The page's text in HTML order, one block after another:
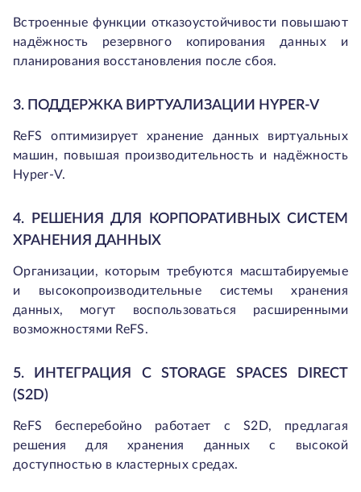
Встроенные функции отказоустойчивости повышают
надёжность резервного копирования данных и
планирования восстановления после сбоя.
3. ПОДДЕРЖКА ВИРТУАЛИЗАЦИИ HYPER-V
ReFS оптимизирует хранение данных виртуальных
машин, повышая производительность и надёжность
Hyper-V.
4. РЕШЕНИЯ ДЛЯ КОРПОРАТИВНЫХ СИСТЕМ
ХРАНЕНИЯ ДАННЫХ
Организации, которым требуются масштабируемые
и высокопроизводительные системы хранения
данных, могут воспользоваться расширенными
возможностями ReFS.
5. ИНТЕГРАЦИЯ С STORAGE SPACES DIRECT
(S2D)
ReFS бесперебойно работает с S2D, предлагая
решения для хранения данных с высокой
доступностью в кластерных средах.